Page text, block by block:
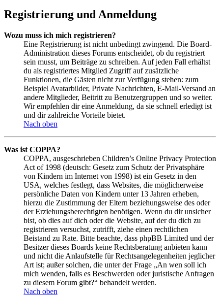
Registrierung und Anmeldung
Wozu muss ich mich registrieren?
Eine Registrierung ist nicht unbedingt zwingend. Die Board-
Administration dieses Forums entscheidet, ob du registriert
sein musst, um Beiträge zu schreiben. Auf jeden Fall erhältst
du als registriertes Mitglied Zugriff auf zusätzliche
Funktionen, die Gästen nicht zur Verfügung stehen: zum
Beispiel Avatarbilder, Private Nachrichten, E-Mail-Versand an
andere Mitglieder, Beitritt zu Benutzergruppen und so weiter.
Wir empfehlen dir eine Anmeldung, da sie schnell erledigt ist
und dir zahlreiche Vorteile bietet.
Nach oben
Was ist COPPA?
COPPA, ausgeschrieben Children’s Online Privacy Protection
Act of 1998 (deutsch: Gesetz zum Schutz der Privatsphäre
von Kindern im Internet von 1998) ist ein Gesetz in den
USA, welches festlegt, dass Websites, die möglicherweise
persönliche Daten von Kindern unter 13 Jahren erheben,
hierzu die Zustimmung der Eltern beziehungsweise des oder
der Erziehungsberechtigten benötigen. Wenn du dir unsicher
bist, ob dies auf dich oder die Website, auf der du dich zu
registrieren versuchst, zutrifft, ziehe einen rechtlichen
Beistand zu Rate. Bitte beachte, dass phpBB Limited und der
Besitzer dieses Boards keine Rechtsberatung anbieten kann
und nicht die Anlaufstelle für Rechtsangelegenheiten jeglicher
Art ist; außer solchen, die unter der Frage „An wen soll ich
mich wenden, falls es Beschwerden oder juristische Anfragen
zu diesem Forum gibt?“ behandelt werden.
Nach oben